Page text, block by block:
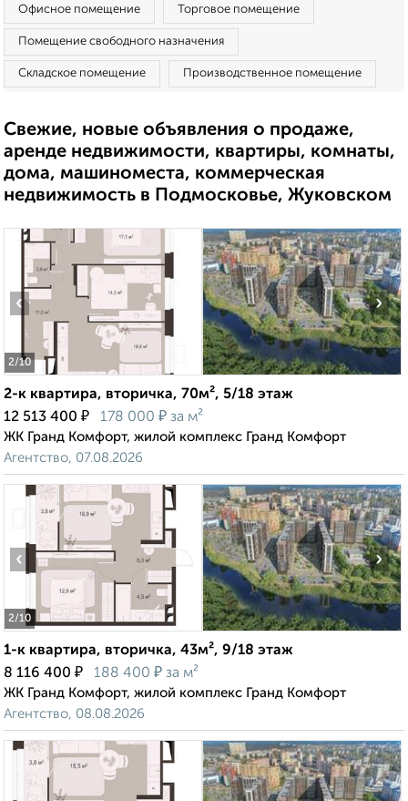
Офисное помещение Торговое помещение
Помещение свободного назначения
Складское помещение Производственное помещение
Свежие, новые объявления о продаже,
аренде недвижимости, квартиры, комнаты,
дома, машиноместа, коммерческая
недвижимость в Подмосковье, Жуковском
2/10
‹ ›
2-к квартира, вторичка, 70м², 5/18 этаж
12 513 400 ₽ 178 000 ₽ за м²
ЖК Гранд Комфорт, жилой комплекс Гранд Комфорт
Агентство, 07.08.2026
2/10
‹ ›
1-к квартира, вторичка, 43м², 9/18 этаж
8 116 400 ₽ 188 400 ₽ за м²
ЖК Гранд Комфорт, жилой комплекс Гранд Комфорт
Агентство, 08.08.2026